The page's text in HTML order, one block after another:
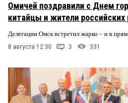
Омичей поздравили с Днем
китайцы и жители российских
Делегации Омск встретил жарко – и в
8 августа 12:30 3 331